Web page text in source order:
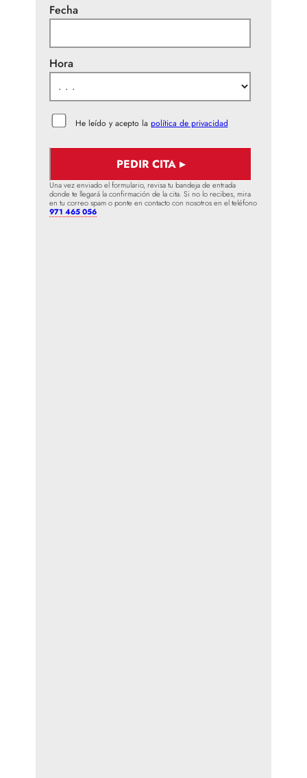
Fecha
Hora
He leído y acepto la política de privacidad
Una vez enviado el formulario, revisa tu bandeja de entrada
donde te llegará la confirmación de la cita. Si no lo recibes, mira
en tu correo spam o ponte en contacto con nosotros en el teléfono
971 465 056